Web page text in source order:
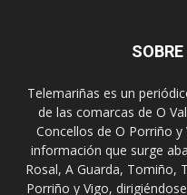
Telemariñas es un
de las comarcas de O
Concellos de O Porriño
información que surge
Rosal, A Guarda, Tomiño,
Porriño y Vigo,